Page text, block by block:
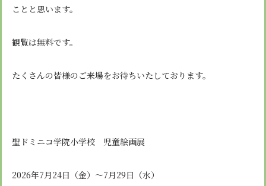
ことと思います。
観覧は無料です。
たくさんの皆様のご来場をお待ちいたしております。
聖ドミニコ学院小学校 児童絵画展
2026年7月24日（金）～7月29日（水）